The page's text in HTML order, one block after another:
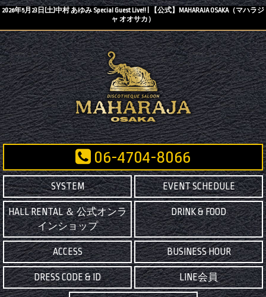
2026年5月23日(土)中村 あゆみ Special Guest Live!! | 【公式】MAHARAJA OSAKA（マハラジ
ャ オオサカ）
06-4704-8066
SYSTEM EVENT SCHEDULE
HALL RENTAL ＆ 公式オンラ
インショップ
DRINK & FOOD
ACCESS BUSINESS HOUR
DRESS CODE & ID LINE会員